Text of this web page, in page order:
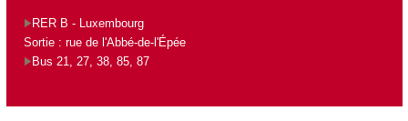
RER B - Luxembourg
Sortie : rue de l'Abbé-de-l'Épée
Bus 21, 27, 38, 85, 87